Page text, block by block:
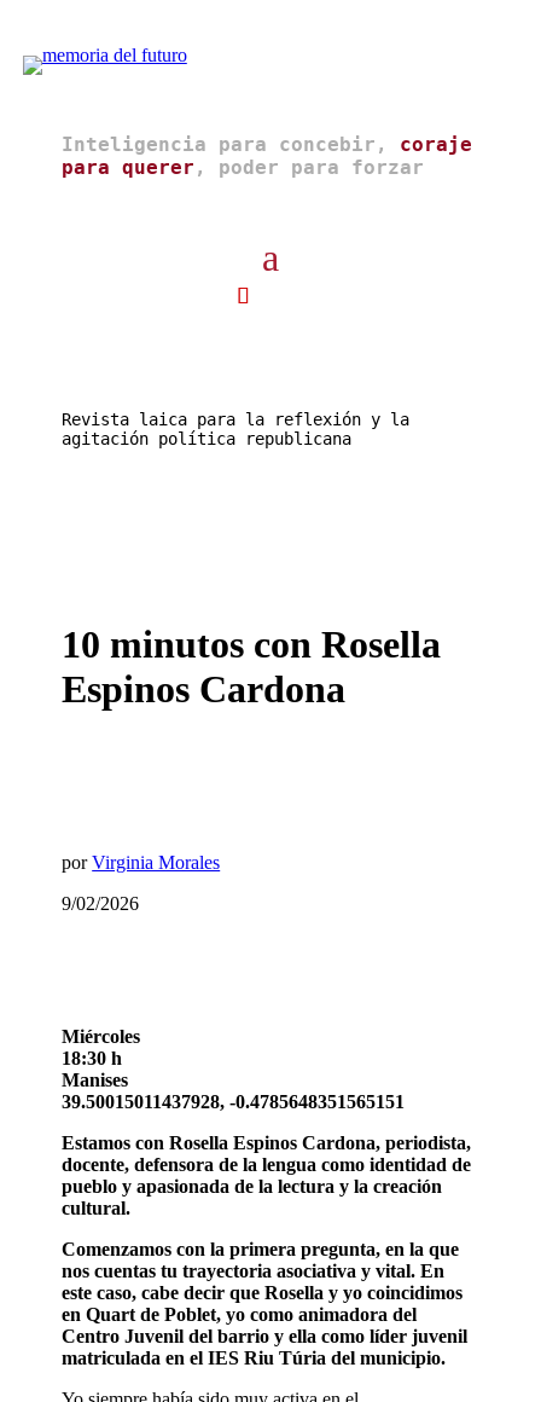
Inteligencia para concebir, coraje
para querer , poder para forzar
Revista laica para la reflexión y la
agitación política republicana
10 minutos con Rosella
Espinos Cardona
porVirginia Morales
9/02/2026
Miércoles
18:30 h
Manises
39.50015011437928, -0.4785648351565151
Estamos con Rosella Espinos Cardona, periodista,
docente, defensora de la lengua como identidad de
pueblo y apasionada de la lectura y la creación
cultural.
Comenzamos con la primera pregunta, en la que
nos cuentas tu trayectoria asociativa y vital. En
este caso, cabe decir que Rosella y yo coincidimos
en Quart de Poblet, yo como animadora del
Centro Juvenil del barrio y ella como líder juvenil
matriculada en el IES Riu Túria del municipio.